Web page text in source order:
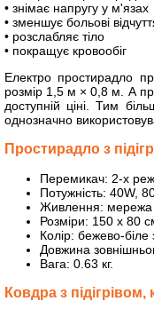
• знімає напругу у м'язах
• зменшує больові
• розслабляє тіло
• покращує кровообіг
Електро простирадло
розмір 1,5 м × 0,8 м. А
доступній ціні. Тим
однозначно
Простирадло з
Перемикач: 2-x
Потужність: 40W,
Живлення: мережа
Розміри: 150 x 80
Колір: бежево-
Довжина
Вага: 0.63 кг.
Ковдра з підігрівом,